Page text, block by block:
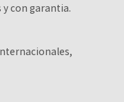
y con garantia.